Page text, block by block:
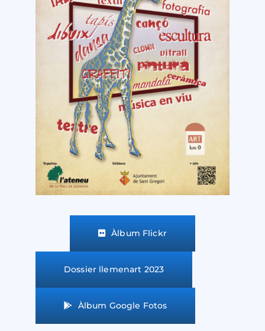
Àlbum Flickr
Dossier llemenart 2023
Àlbum Google Fotos